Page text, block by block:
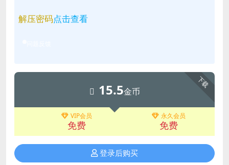
解压密码点击查看
下载
15.5金币
VIP会员
免费
永久会员
免费
登录后购买